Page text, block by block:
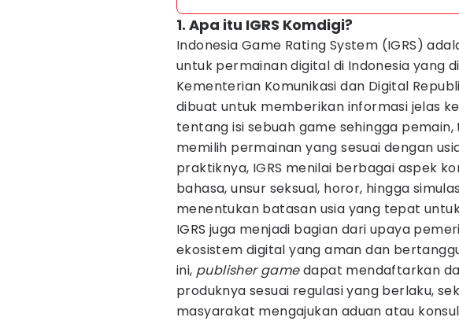
1. Apa itu IGRS Komdigi?
Indonesia Game Rating System (IGRS)
untuk permainan digital di Indonesia yang
Kementerian Komunikasi dan Digital
dibuat untuk memberikan informasi jelas
tentang isi sebuah game sehingga
memilih permainan yang sesuai dengan
praktiknya, IGRS menilai berbagai aspek
bahasa, unsur seksual, horor, hingga
menentukan batasan usia yang tepat
IGRS juga menjadi bagian dari upaya
ekosistem digital yang aman dan
ini, publisher gamedapat mendaftarkan
produknya sesuai regulasi yang berlaku,
masyarakat mengajukan aduan atau